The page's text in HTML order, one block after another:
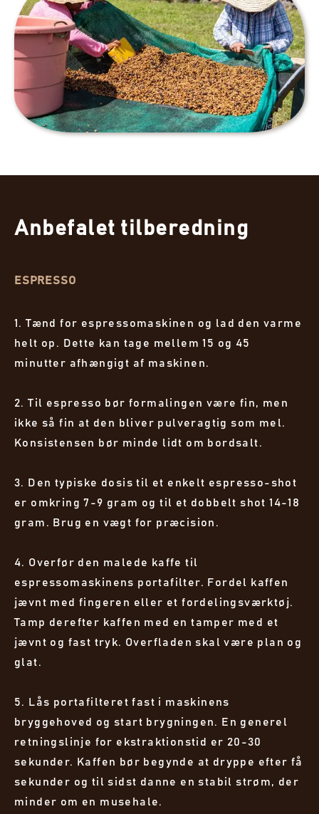
Anbefalet tilberedning
ESPRESSO
1. Tænd for espressomaskinen og lad den varme
helt op. Dette kan tage mellem 15 og 45
minutter afhængigt af maskinen.
2. Til espresso bør formalingen være fin, men
ikke så fin at den bliver pulveragtig som mel.
Konsistensen bør minde lidt om bordsalt.
3. Den typiske dosis til et enkelt espresso-shot
er omkring 7-9 gram og til et dobbelt shot 14-18
gram. Brug en vægt for præcision.
4. Overfør den malede kaffe til
espressomaskinens portafilter. Fordel kaffen
jævnt med fingeren eller et fordelingsværktøj.
Tamp derefter kaffen med en tamper med et
jævnt og fast tryk. Overfladen skal være plan og
glat.
5. Lås portafilteret fast i maskinens
bryggehoved og start brygningen. En generel
retningslinje for ekstraktionstid er 20-30
sekunder. Kaffen bør begynde at dryppe efter få
sekunder og til sidst danne en stabil strøm, der
minder om en musehale.